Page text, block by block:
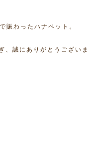
賑わったハナペット。
、誠にありがとうございま